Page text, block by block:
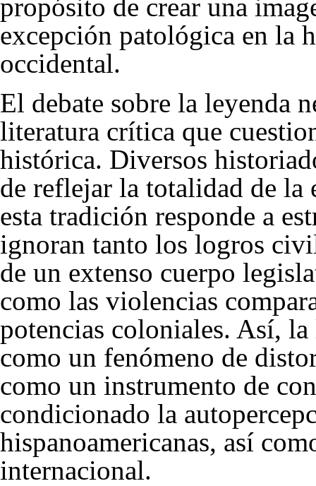
propósito de crear una
excepción patológica en la
occidental.
El debate sobre la leyenda
literatura crítica que
histórica. Diversos
de reflejar la totalidad de la
esta tradición responde a
ignoran tanto los logros
de un extenso cuerpo
como las violencias
potencias coloniales. Así, la
como un fenómeno de
como un instrumento de
condicionado la
hispanoamericanas, así
internacional.